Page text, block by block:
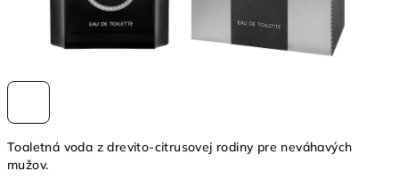
Toaletná voda z drevito-citrusovej rodiny pre neváhavých
mužov.